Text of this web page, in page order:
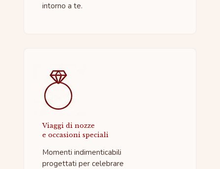
intorno a te.
Viaggi di nozze
e occasioni speciali
Momenti indimenticabili
progettati per celebrare